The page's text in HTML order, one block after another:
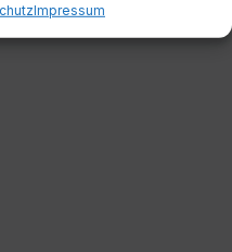
Impressum